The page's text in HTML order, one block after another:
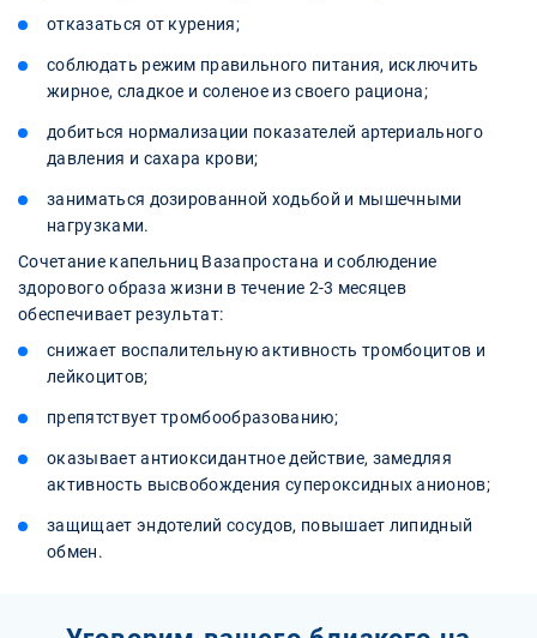
отказаться от курения;
соблюдать режим правильного питания, исключить
жирное, сладкое и соленое из своего рациона;
добиться нормализации показателей артериального
давления и сахара крови;
заниматься дозированной ходьбой и мышечными
нагрузками.
Сочетание капельниц Вазапростана и соблюдение
здорового образа жизни в течение 2-3 месяцев
обеспечивает результат:
снижает воспалительную активность тромбоцитов и
лейкоцитов;
препятствует тромбообразованию;
оказывает антиоксидантное действие, замедляя
активность высвобождения супероксидных анионов;
защищает эндотелий сосудов, повышает липидный
обмен.